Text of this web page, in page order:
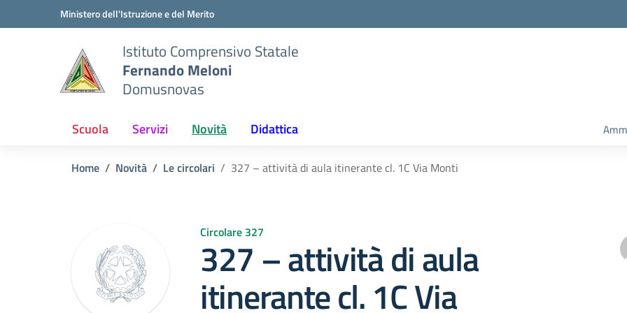
Vai ai contenuti
Vai al menu di navigazioneMinistero dell'Istruzione e del Merito
Istituto Comprensivo Statale
Fernando Meloni
Domusnovas
Scuola Servizi Novità Didattica
Home Novità Le circolari 327 – attività di aula itinerante cl. 1C Via Monti
Circolare 327
327 – attività di aula
itinerante cl. 1C Via